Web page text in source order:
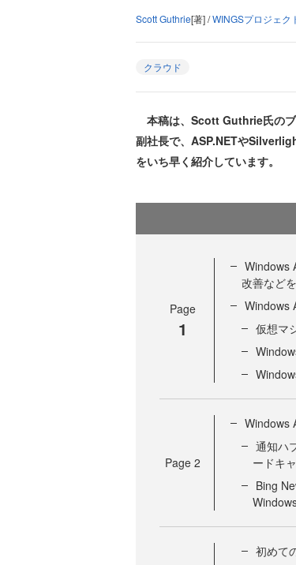
Scott Guthrie[著] /WINGSプロジェク
クラウド
本稿は、Scott Guthrie氏の
副社長で、ASP.NETや
をいち早く紹介しています。
Page
1
Windows
改善など
Windows
仮想マ
Page 2
Windows
通知ハ
ードキ
Bing
初めて